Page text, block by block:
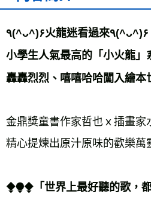
每筆NT$60，滿NT$799(含以上)免運費
宅配
٩(^ᴗ^)۶火龍迷看過來٩(^ᴗ^)۶
小學生人氣最高的「小火龍」
轟轟烈烈、嘻嘻哈哈闖入繪本
金鼎獎童書作家哲也ｘ插畫家
精心提煉出原汁原味的歡樂萬
⧪⧭⧪「世界上最好聽的歌，